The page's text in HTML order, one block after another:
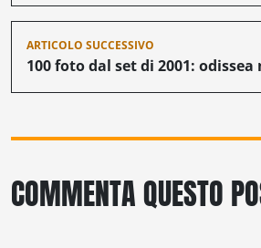
ARTICOLO SUCCESSIVO
100 foto dal set di 2001:
COMMENTA QUESTO